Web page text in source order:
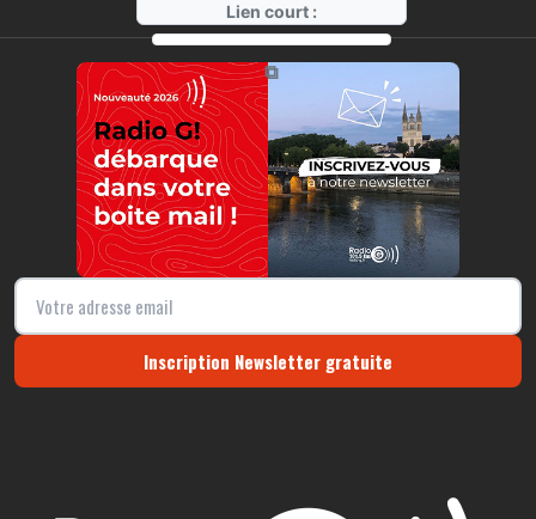
Lien court :
https://radio-g.fr?r388
⧉
Inscription Newsletter gratuite